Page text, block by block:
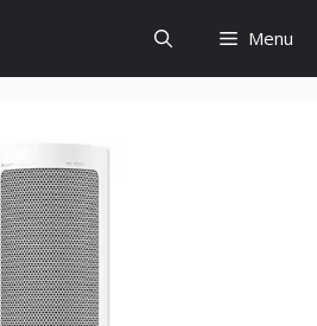
Menu